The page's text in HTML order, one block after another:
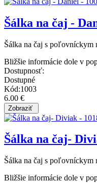
Šálka na čaj -
Šálka na čaj s poľovníckym
Bližšie informácie dole v
Dostupnosť:
Dostupné
Kód:1003
6.00 €
Šálka na čaj-
Šálka na čaj s poľovníckym
Bližšie informácie dole v